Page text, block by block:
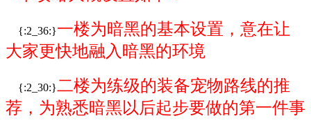
{:2_36:}一楼为暗黑的基本设置，意在让
大家更快地融入 暗黑的环境
{:2_30:}二楼为练级的装备宠物路线的推
荐，为熟悉暗黑以后起步要做的第一件事